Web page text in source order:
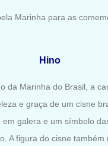
Marinha para as
Hino
da Marinha do Brasil, a
e graça de um cisne
galera e um símbolo
A figura do cisne também